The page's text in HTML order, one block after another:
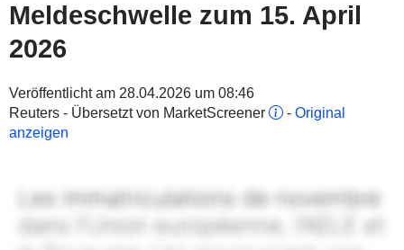
Meldeschwelle zum 15. April
2026
Veröffentlicht am 28.04.2026 um 08:46
Reuters - Übersetzt von MarketScreener
- Original
anzeigen